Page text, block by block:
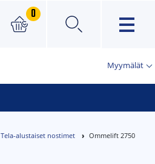
0
×
Myymälät
Tela-alustaiset nostimet
Ommelift 2750